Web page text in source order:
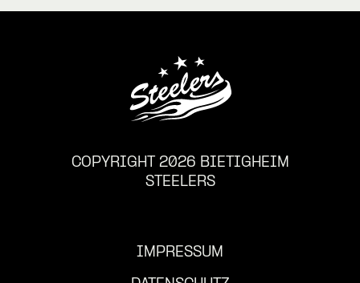
COPYRIGHT 2026 BIETIGHEIM
STEELERS
IMPRESSUM